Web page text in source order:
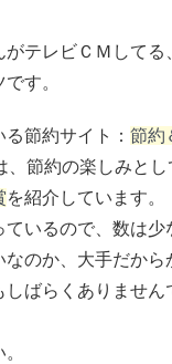
テレビＣＭしてる
す。
節約サイト： 節約
、節約の楽しみとし
を紹介しています。
いるので、数は少
のか、大手だから
ばらくありません